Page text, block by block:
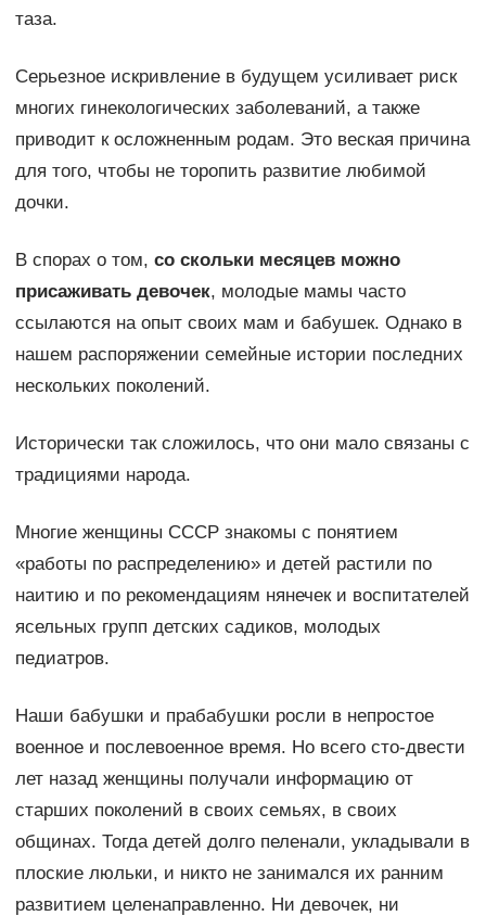
таза.
Серьезное искривление в будущем усиливает риск
многих гинекологических заболеваний, а также
приводит к осложненным родам. Это веская причина
для того, чтобы не торопить развитие любимой
дочки.
В спорах о том, со скольки месяцев можно
присаживать девочек, молодые мамы часто
ссылаются на опыт своих мам и бабушек. Однако в
нашем распоряжении семейные истории последних
нескольких поколений.
Исторически так сложилось, что они мало связаны с
традициями народа.
Многие женщины СССР знакомы с понятием
«работы по распределению» и детей растили по
наитию и по рекомендациям нянечек и воспитателей
ясельных групп детских садиков, молодых
педиатров.
Наши бабушки и прабабушки росли в непростое
военное и послевоенное время. Но всего сто-двести
лет назад женщины получали информацию от
старших поколений в своих семьях, в своих
общинах. Тогда детей долго пеленали, укладывали в
плоские люльки, и никто не занимался их ранним
развитием целенаправленно. Ни девочек, ни